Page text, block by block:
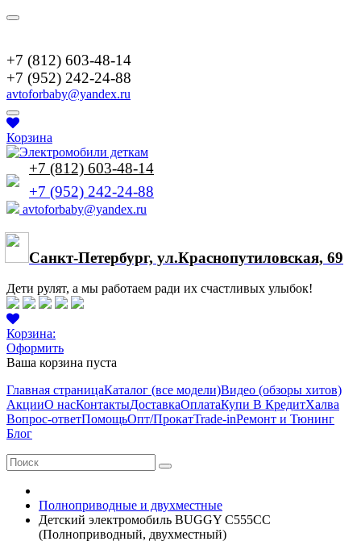
+7 (812) 603-48-14
+7 (952) 242-24-88
avtoforbaby@yandex.ru
Корзина
+7 (812) 603-48-14
+7 (952) 242-24-88
avtoforbaby@yandex.ru
Cанкт-Петербург, ул.Краснопутиловская, 69
Дети рулят, а мы работаем ради их счастливых улыбок!
Корзина:
Оформить
Ваша корзина пуста
Главная страницаКаталог (все модели)Видео (обзоры хитов)
АкцииО насКонтактыДоставкаОплатаКупи В КредитХалва
Вопрос-ответПомощьОпт/ПрокатTrade-inРемонт и Тюнинг
Блог
Полноприводные и двухместные
Детский электромобиль BUGGY C555CC
(Полноприводный, двухместный)